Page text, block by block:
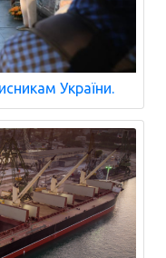
України.